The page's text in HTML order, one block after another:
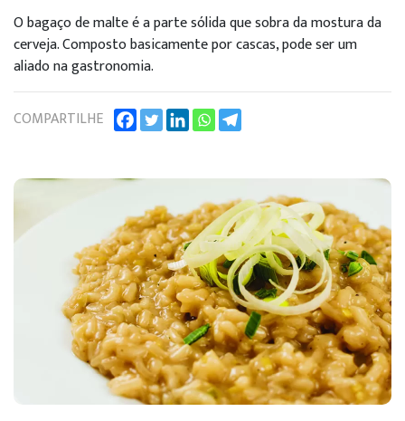
O bagaço de malte é a parte sólida que sobra da mostura da
cerveja. Composto basicamente por cascas, pode ser um
aliado na gastronomia.
COMPARTILHE